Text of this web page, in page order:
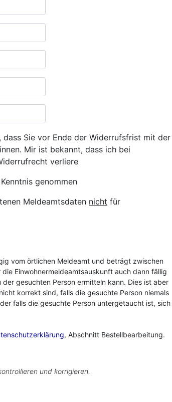
Sie vor Ende der Widerrufsfrist mit der
Mir ist bekannt, dass ich bei
verliere
genommen
Meldeamtsdaten nicht für
vom örtlichen Meldeamt und beträgt zwischen
Einwohnermeldeamtsauskunft auch dann fällig
gesuchten Person ermitteln kann. Dies ist aber
korrekt sind, falls die gesuchte Person niemals
falls die gesuchte Person untergetaucht ist, sich
, Abschnitt Bestellbearbeitung.
und korrigieren.